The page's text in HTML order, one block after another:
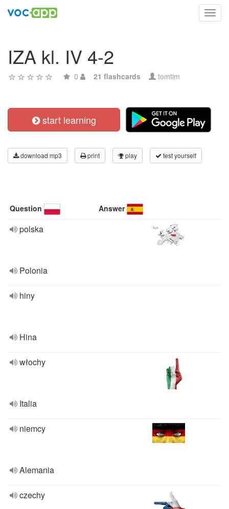
IZA kl. IV 4-2
0 21 flashcards tomtim
start learning
download mp3 print play test yourself
Question Answer
polska
Polonia
hiny
Hina
włochy
Italia
niemcy
Alemania
czechy